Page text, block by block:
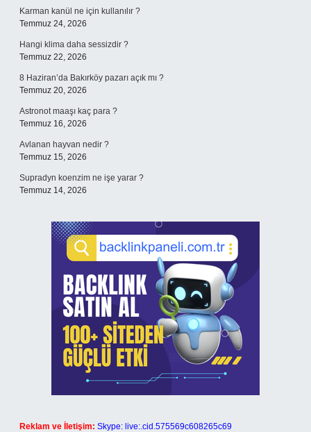
Karman kanül ne için kullanılır ?
Temmuz 24, 2026
Hangi klima daha sessizdir ?
Temmuz 22, 2026
8 Haziran’da Bakırköy pazarı açık mı ?
Temmuz 20, 2026
Astronot maaşı kaç para ?
Temmuz 16, 2026
Avlanan hayvan nedir ?
Temmuz 15, 2026
Supradyn koenzim ne işe yarar ?
Temmuz 14, 2026
Reklam ve İletişim: Skype: live:.cid.575569c608265c69